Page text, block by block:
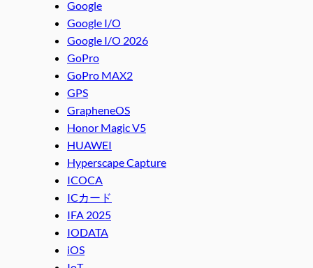
Google
Google I/O
Google I/O 2026
GoPro
GoPro MAX2
GPS
GrapheneOS
Honor Magic V5
HUAWEI
Hyperscape Capture
ICOCA
ICカード
IFA 2025
IODATA
iOS